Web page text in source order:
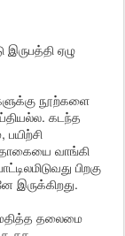
ஏழு
நூற்களை
கடந்த
வாங்கி
பிறகு
இருக்கிறது.
தலைமை